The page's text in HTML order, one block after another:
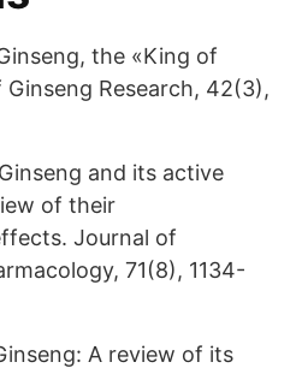
the «King of
Research, 42(3),
and its active
of their
Journal of
71(8), 1134-
A review of its